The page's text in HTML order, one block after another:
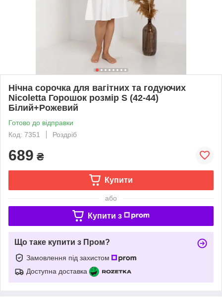
Нічна сорочка для вагітних та годуючих
Nicoletta Горошок розмір S (42-44)
Білий+Рожевий
Готово до відправки
Код: 7351
Роздріб
689 ₴
Купити
або
Купити з
Що таке купити з Пром?
Замовлення під захистом
Доступна доставка